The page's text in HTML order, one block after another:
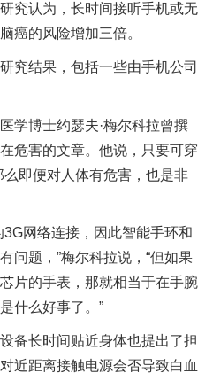
究认为，长时间接听手机或无
癌的风险增加三倍。
究结果，包括一些由手机公司
学博士约瑟夫·梅尔科拉曾撰
危害的文章。他说，只要可穿
即便对人体有危害，也是非
3G网络连接，因此智能手环和
问题，”梅尔科拉说，“但如果
片的手表，那就相当于在手腕
什么好事了。”
备长时间贴近身体也提出了担
近距离接触电源会否导致白血